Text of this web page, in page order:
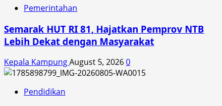
Pemerintahan
Semarak HUT RI 81, Hajatkan Pemprov NTB
Lebih Dekat dengan Masyarakat
Kepala KampungAugust 5, 20260
Pendidikan